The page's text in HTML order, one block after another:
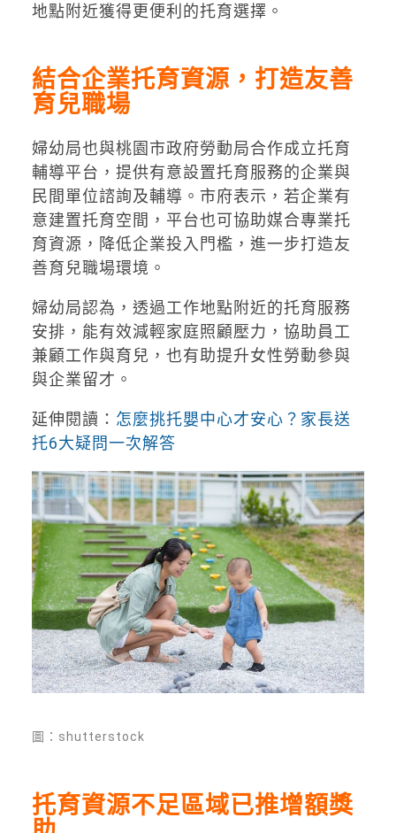
地點附近獲得更便利的托育選擇。
結合企業托育資源，打造友善
育兒職場
婦幼局也與桃園市政府勞動局合作成立托育
輔導平台，提供有意設置托育服務的企業與
民間單位諮詢及輔導。市府表示，若企業有
意建置托育空間，平台也可協助媒合專業托
育資源，降低企業投入門檻，進一步打造友
善育兒職場環境。
婦幼局認為，透過工作地點附近的托育服務
安排，能有效減輕家庭照顧壓力，協助員工
兼顧工作與育兒，也有助提升女性勞動參與
與企業留才。
延伸閱讀： 怎麼挑托嬰中心才安心？家長送
托6大疑問一次解答
圖：shutterstock
托育資源不足區域已推增額獎